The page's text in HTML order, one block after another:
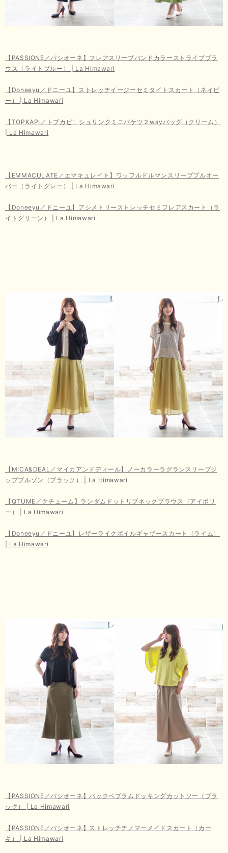
【PASSIONE／パシオーネ】フレアスリーブバンドカラーストライプブラ
ウス（ライトブルー） | La Himawari
【Doneeyu／ドニーユ】ストレッチイージーセミタイトスカート（ネイビ
ー） | La Himawari
【TOPKAPI／トプカピ］シュリンクミニバケツ２wayバッグ（クリーム）
| La Himawari
【EMMACULATE／エマキュレイト】ワッフルドルマンスリーブプルオー
バー（ライトグレー） | La Himawari
【Doneeyu／ドニーユ】アシメトリーストレッチセミフレアスカート（ラ
イトグリーン） | La Himawari
【MICA&DEAL／マイカアンドディール】ノーカラーラグランスリーブジ
ップブルゾン（ブラック） | La Himawari
【QTUME／クチューム】ランダムドットリブネックブラウス（アイボリ
ー） | La Himawari
【Doneeyu／ドニーユ】レザーライクボイルギャザースカート（ライム）
| La Himawari
【PASSIONE／パシオーネ】バックペプラムドッキングカットソー（ブラ
ック） | La Himawari
【PASSIONE／パシオーネ】ストレッチチノマーメイドスカート（カー
キ） | La Himawari